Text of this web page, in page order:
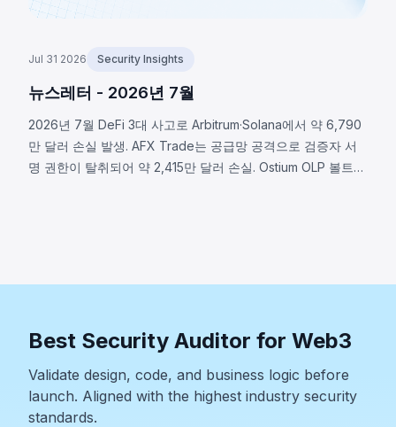
Jul 31 2026 Security Insights
뉴스레터 - 2026년 7월
2026년 7월 DeFi 3대 사고로 Arbitrum·Solana에서 약 6,790
만 달러 손실 발생. AFX Trade는 공급망 공격으로 검증자 서
명 권한이 탈취되어 약 2,415만 달러 손실. Ostium OLP 볼트는
Best Security Auditor for Web3
Validate design, code, and business logic before
launch. Aligned with the highest industry security
standards.